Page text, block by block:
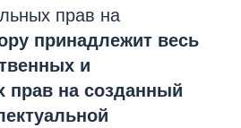
прав на
принадлежит весь
и
прав на созданный